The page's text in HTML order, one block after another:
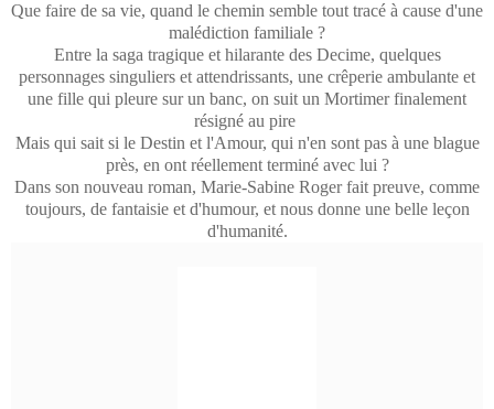
Que faire de sa vie, quand le chemin semble tout tracé à cause d'une
malédiction familiale ?
Entre la saga tragique et hilarante des Decime, quelques
personnages singuliers et attendrissants, une crêperie ambulante et
une fille qui pleure sur un banc, on suit un Mortimer finalement
résigné au pire
Mais qui sait si le Destin et l'Amour, qui n'en sont pas à une blague
près, en ont réellement terminé avec lui ?
Dans son nouveau roman, Marie-Sabine Roger fait preuve, comme
toujours, de fantaisie et d'humour, et nous donne une belle leçon
d'humanité.